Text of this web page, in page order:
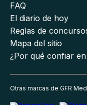
FAQ
El diario de hoy
Reglas de
Mapa del sitio
¿Por qué confiar
Otras marcas de GFR